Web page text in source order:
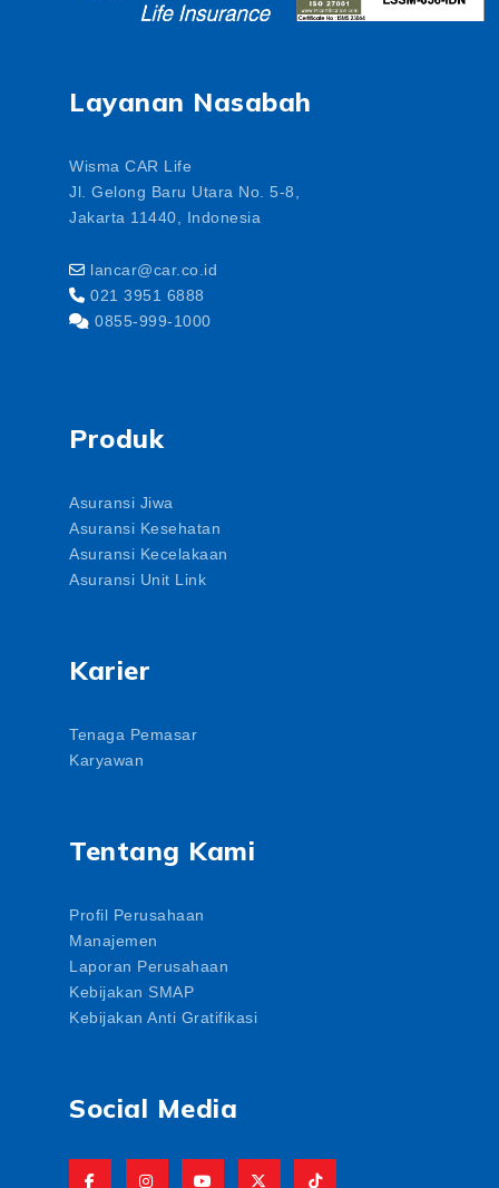
Layanan Nasabah
Wisma CAR Life
Jl. Gelong Baru Utara No. 5-8,
Jakarta 11440, Indonesia
lancar@car.co.id
021 3951 6888
0855-999-1000
Produk
Asuransi Jiwa
Asuransi Kesehatan
Asuransi Kecelakaan
Asuransi Unit Link
Karier
Tenaga Pemasar
Karyawan
Tentang Kami
Profil Perusahaan
Manajemen
Laporan Perusahaan
Kebijakan SMAP
Kebijakan Anti Gratifikasi
Social Media